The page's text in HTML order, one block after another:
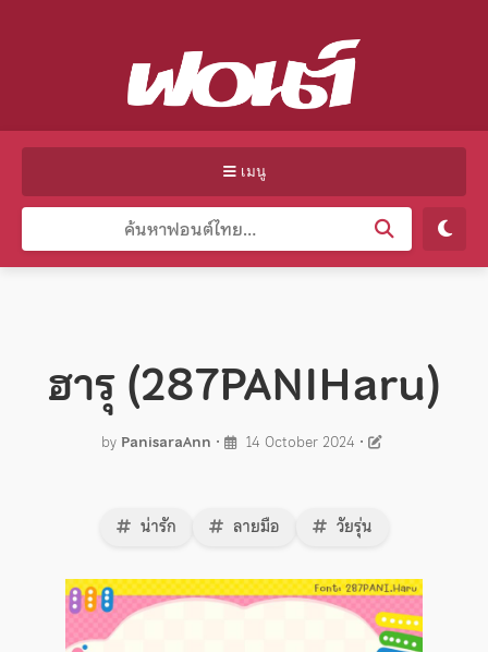
เมนู
ฮารุ (287PANIHaru)
by PanisaraAnn • 14 October 2024 •
น่ารัก ลายมือ วัยรุ่น